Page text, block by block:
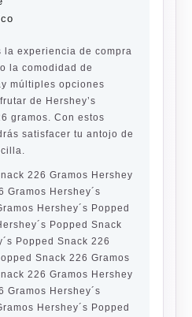
la experiencia de compra
la comodidad de
múltiples opciones
de Hershey’s
gramos. Con estos
satisfacer tu antojo de
226 Gramos Hershey
Gramos Hershey´s
Hershey´s Popped
Popped Snack
Popped Snack 226
Snack 226 Gramos
226 Gramos Hershey
Gramos Hershey´s
Hershey´s Popped